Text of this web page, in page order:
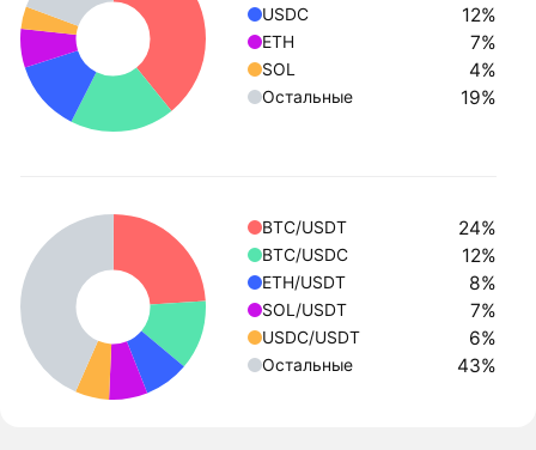
USDC 12%
ETH 7%
SOL 4%
Остальные 19%
BTC/USDT 24%
BTC/USDC 12%
ETH/USDT 8%
SOL/USDT 7%
USDC/USDT 6%
Остальные 43%